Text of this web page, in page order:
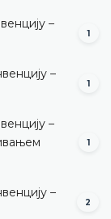
–
1
–
1
–
1
–
2